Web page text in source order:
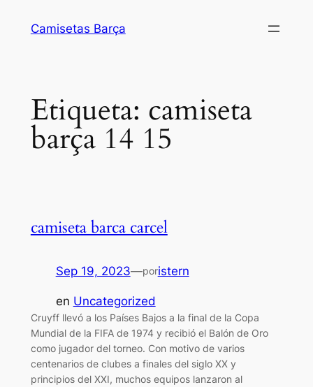
Camisetas Barça
Etiqueta: camiseta
barça 14 15
camiseta barca carcel
Sep 19, 2023—poristern
en Uncategorized
Cruyff llevó a los Países Bajos a la final de la Copa
Mundial de la FIFA de 1974 y recibió el Balón de Oro
como jugador del torneo. Con motivo de varios
centenarios de clubes a finales del siglo XX y
principios del XXI, muchos equipos lanzaron al